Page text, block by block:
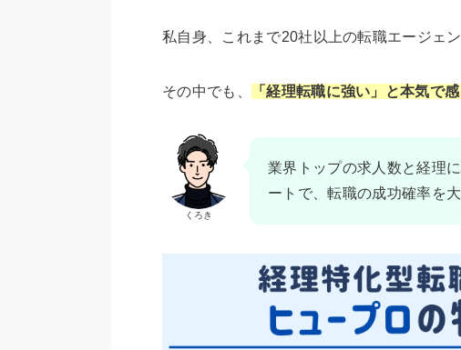
私自身、これまで20社以上の転職エージェ
その中でも、 「経理転職に強い」と本気で
くろき
業界トップの求人数と経理
ートで、転職の成功確率を